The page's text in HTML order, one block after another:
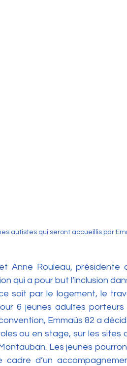
autistes qui seront accueillis par
Anne Rouleau, présidente
qui a pour but l’inclusion
soit par le logement, le
6 jeunes adultes
Emmaüs 82 a
ou en stage, sur les sites
Les jeunes
d’un